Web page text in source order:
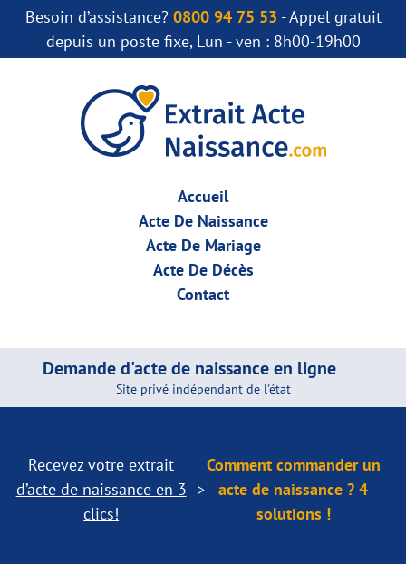
Besoin d’assistance? 0800 94 75 53 - Appel gratuit
depuis un poste fixe, Lun - ven : 8h00-19h00
Accueil
Acte De Naissance
Acte De Mariage
Acte De Décès
Contact
Demande d'acte de naissance en ligne
Site privé indépendant de l'état
Recevez votre extrait
d’acte de naissance en 3
clics!
Comment commander un
acte de naissance ? 4
solutions !